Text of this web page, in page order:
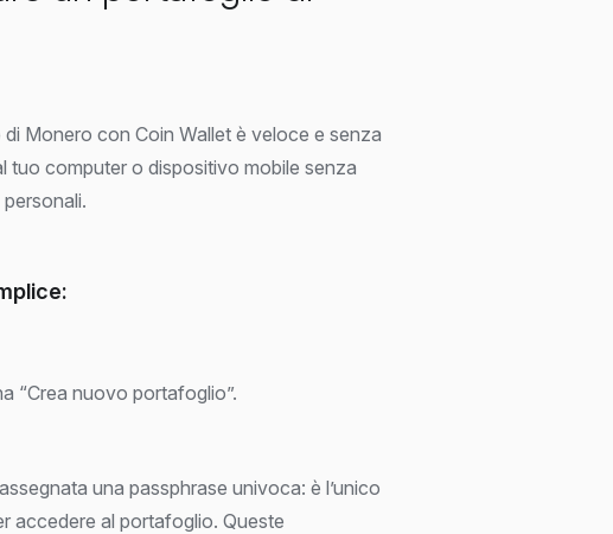
Monero con Coin Wallet è veloce e senza
tuo computer o dispositivo mobile senza
“Crea nuovo portafoglio”.
una passphrase univoca: è l’unico
accedere al portafoglio. Queste